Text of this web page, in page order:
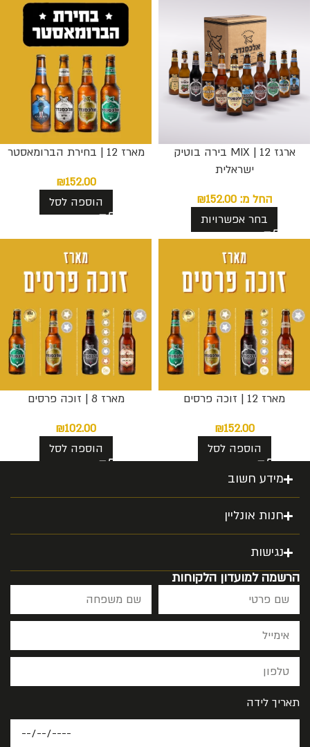
ארגז 12 | MIX בירה בוטיק
ישראלית
החל מ:
₪152.00
בחר אפשרויות
מארז 12 | בחירת הברומאסטר
₪152.00
הוספה לסל
מארז 12 | זוכה פרסים
₪152.00
הוספה לסל
מארז 8 | זוכה פרסים
₪102.00
הוספה לסל
מידע חשוב
חנות אונליין
נגישות
הרשמה למועדון הלקוחות
תאריך לידה